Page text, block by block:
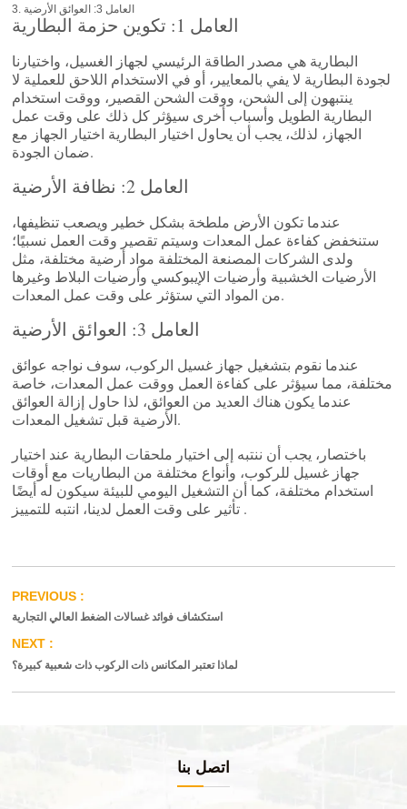
العامل 3: العوائق الأرضية
العامل 1: تكوين حزمة البطارية
البطارية هي مصدر الطاقة الرئيسي لجهاز الغسيل، واختيارنا
لجودة البطارية لا يفي بالمعايير، أو في الاستخدام اللاحق للعملية لا
ينتبهون إلى الشحن، ووقت الشحن القصير، ووقت استخدام
البطارية الطويل وأسباب أخرى سيؤثر كل ذلك على وقت عمل
الجهاز، لذلك، يجب أن يحاول اختيار البطارية اختيار الجهاز مع
ضمان الجودة.
العامل 2: نظافة الأرضية
عندما تكون الأرض ملطخة بشكل خطير ويصعب تنظيفها،
ستنخفض كفاءة عمل المعدات وسيتم تقصير وقت العمل نسبيًا؛
ولدى الشركات المصنعة المختلفة مواد أرضية مختلفة، مثل
الأرضيات الخشبية وأرضيات الإيبوكسي وأرضيات البلاط وغيرها
من المواد التي ستؤثر على وقت عمل المعدات.
العامل 3: العوائق الأرضية
عندما نقوم بتشغيل جهاز غسيل الركوب، سوف نواجه عوائق
مختلفة، مما سيؤثر على كفاءة العمل ووقت عمل المعدات، خاصة
عندما يكون هناك العديد من العوائق، لذا حاول إزالة العوائق
الأرضية قبل تشغيل المعدات.
باختصار، يجب أن ننتبه إلى اختيار ملحقات البطارية عند اختيار
جهاز غسيل للركوب، وأنواع مختلفة من البطاريات مع أوقات
استخدام مختلفة، كما أن التشغيل اليومي للبيئة سيكون له أيضًا
تأثير على وقت العمل لدينا، انتبه للتمييز .
استكشاف فوائد غسالات الضغط العالي التجارية
لماذا تعتبر المكانس ذات الركوب ذات شعبية كبيرة؟
اتصل بنا